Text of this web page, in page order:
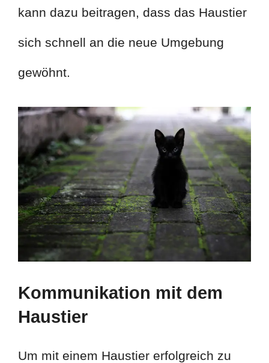
kann dazu beitragen, dass das Haustier
sich schnell an die neue Umgebung
gewöhnt.
Kommunikation mit dem
Haustier
Um mit einem Haustier erfolgreich zu